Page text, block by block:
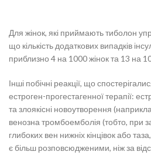
Для жінок, які приймають тиболон
що кількість додаткових випадків
приблизно 4 на 1000 жінок та 13 на
Інші побічні реакції, що
естроген-прогестагенної терапії:
та злоякісні новоутворення
венозна тромбоемболія (тобто, при
глибоких вен нижніх кінцівок або
є більш розповсюдженими, ніж за